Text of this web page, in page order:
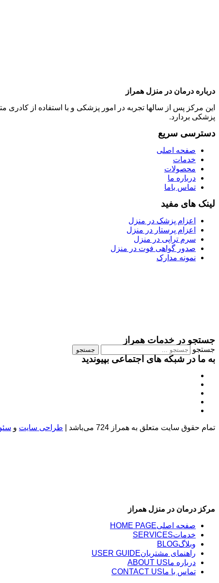
درباره درمان در منزل همراز
این مرکز پس از سالها تجربه در امور پزشکی و با استفاده از
پزشکی بردارد.
دسترسی سریع
صفحه اصلی
خدمات
محصولات
درباره ما
تماس باما
لینک های مفید
اعزام پزشک در منزل
اعزام پرستار در منزل
سرم تراپی در منزل
صدور گواهی فوت در منزل
نمونه مدارک
جستجو در خدمات همراز
جستجو جستجو
به ما در شبکه های اجتماعی بپیوندید
تمام حقوق سایت متعلق به همراز 724 می‌باشد | طراحی سایت و
مرکز درمان در منزل همراز
صفحه اصلیHOME PAGE
خدماتSERVICES
وبلاگBLOG
راهنمای مشتریانUSER GUIDE
درباره ماABOUT US
تماس با ماCONTACT US